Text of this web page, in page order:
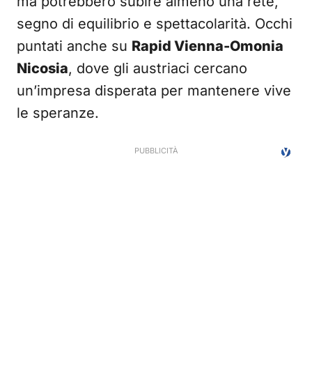
segno di equilibrio e spettacolarità. Occhi
puntati anche su Rapid Vienna-Omonia
Nicosia, dove gli austriaci cercano
un’impresa disperata per mantenere vive
le speranze.